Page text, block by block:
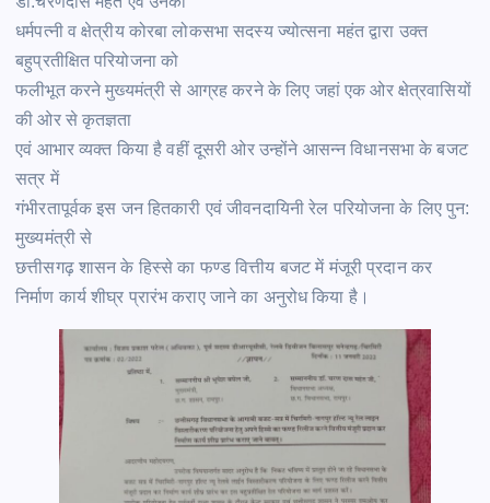
धर्मपत्नी व क्षेत्रीय कोरबा लोकसभा सदस्य ज्योत्सना महंत द्वारा उक्त
बहुप्रतीक्षित परियोजना को
फलीभूत करने मुख्यमंत्री से आग्रह करने के लिए जहां एक ओर क्षेत्रवासियों
की ओर से कृतज्ञता
एवं आभार व्यक्त किया है वहीं दूसरी ओर उन्होंने आसन्न विधानसभा के बजट
सत्र में
गंभीरतापूर्वक इस जन हितकारी एवं जीवनदायिनी रेल परियोजना के लिए पुन:
मुख्यमंत्री से
छत्तीसगढ़ शासन के हिस्से का फण्ड वित्तीय बजट में मंजूरी प्रदान कर
निर्माण कार्य शीघ्र प्रारंभ कराए जाने का अनुरोध किया है।